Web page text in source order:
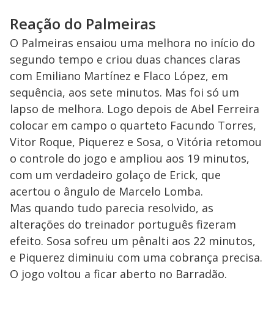
Reação do Palmeiras
O Palmeiras ensaiou uma melhora no início do
segundo tempo e criou duas chances claras
com Emiliano Martínez e Flaco López, em
sequência, aos sete minutos. Mas foi só um
lapso de melhora. Logo depois de Abel Ferreira
colocar em campo o quarteto Facundo Torres,
Vitor Roque, Piquerez e Sosa, o Vitória retomou
o controle do jogo e ampliou aos 19 minutos,
com um verdadeiro golaço de Erick, que
acertou o ângulo de Marcelo Lomba.
Mas quando tudo parecia resolvido, as
alterações do treinador português fizeram
efeito. Sosa sofreu um pênalti aos 22 minutos,
e Piquerez diminuiu com uma cobrança precisa.
O jogo voltou a ficar aberto no Barradão.